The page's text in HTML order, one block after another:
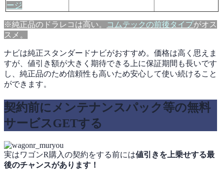
ージ
※純正品のドラレコは高い。 コムテックの前後タイプがオス
スメ。
ナビは純正スタンダードナビがおすすめ。価格は高く思えま
すが、値引き額が大きく期待できる上に保証期間も長いです
し、純正品のため信頼性も高いため安心して使い続けること
ができます。
契約前にメンテナンスパック等の無料
サービスGETする
実はワゴンR購入の契約をする前には値引きを上乗せする最
後のチャンスがあります！